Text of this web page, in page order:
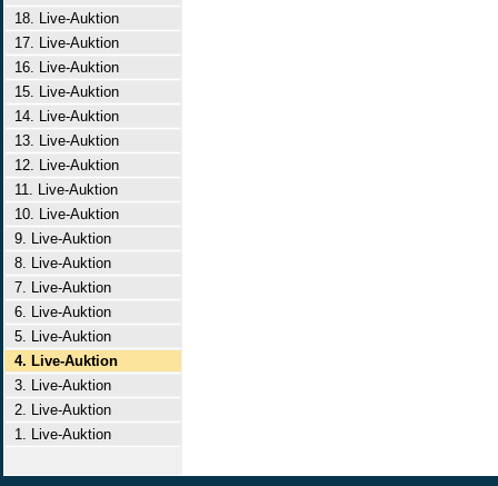
18. Live-Auktion
17. Live-Auktion
16. Live-Auktion
15. Live-Auktion
14. Live-Auktion
13. Live-Auktion
12. Live-Auktion
11. Live-Auktion
10. Live-Auktion
9. Live-Auktion
8. Live-Auktion
7. Live-Auktion
6. Live-Auktion
5. Live-Auktion
4. Live-Auktion
3. Live-Auktion
2. Live-Auktion
1. Live-Auktion